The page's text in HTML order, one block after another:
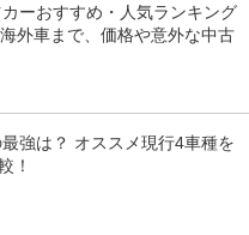
カーおすすめ・人気ランキング
外車まで、価格や意外な中古
最強は？ オススメ現行4車種を
！